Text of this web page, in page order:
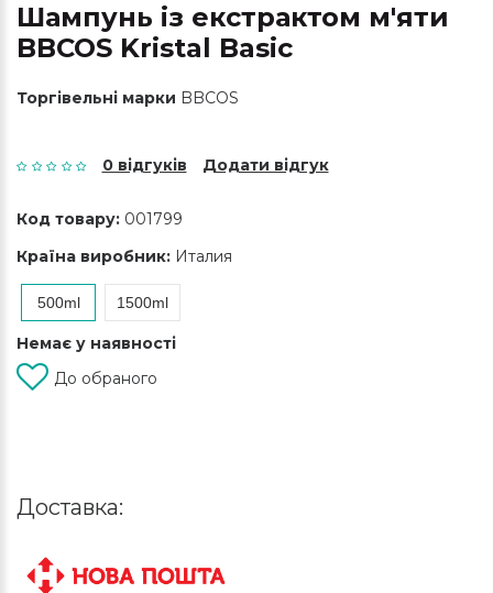
Шампунь із екстрактом м'яти
BBCOS Kristal Basic
Торгівельні марки BBCOS
0 відгуків Додати відгук
Код товару: 001799
Країна виробник: Италия
500ml 1500ml
Немає у наявності
До обраного
Доставка: